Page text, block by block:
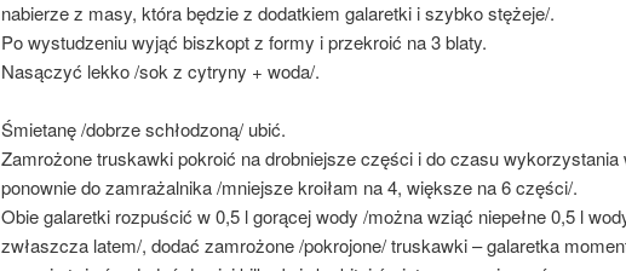
nabierze z masy, która będzie z dodatkiem galaretki i szybko stężeje/.
Po wystudzeniu wyjąć biszkopt z formy i przekroić na 3 blaty.
Nasączyć lekko /sok z cytryny + woda/.
Śmietanę /dobrze schłodzoną/ ubić.
Zamrożone truskawki pokroić na drobniejsze części i do czasu wykorzystania
ponownie do zamrażalnika /mniejsze kroiłam na 4, większe na 6 części/.
Obie galaretki rozpuścić w 0,5 l gorącej wody /można wziąć niepełne 0,5 l
zwłaszcza latem/, dodać zamrożone /pokrojone/ truskawki – galaretka